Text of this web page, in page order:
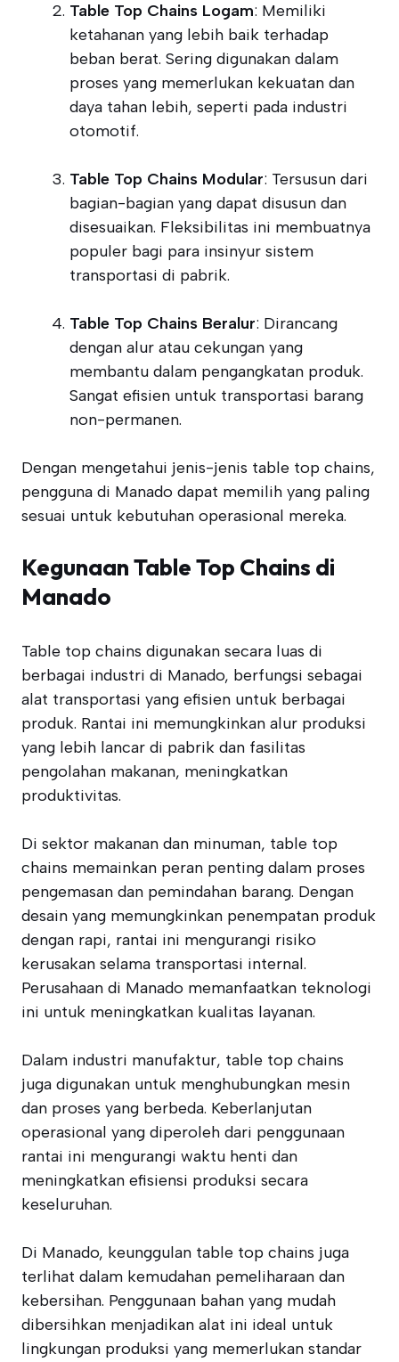
Table Top Chains Logam: Memiliki
ketahanan yang lebih baik terhadap
beban berat. Sering digunakan dalam
proses yang memerlukan kekuatan dan
daya tahan lebih, seperti pada industri
otomotif.
Table Top Chains Modular: Tersusun dari
bagian-bagian yang dapat disusun dan
disesuaikan. Fleksibilitas ini membuatnya
populer bagi para insinyur sistem
transportasi di pabrik.
Table Top Chains Beralur: Dirancang
dengan alur atau cekungan yang
membantu dalam pengangkatan produk.
Sangat efisien untuk transportasi barang
non-permanen.
Dengan mengetahui jenis-jenis table top chains,
pengguna di Manado dapat memilih yang paling
sesuai untuk kebutuhan operasional mereka.
Kegunaan Table Top Chains di
Manado
Table top chains digunakan secara luas di
berbagai industri di Manado, berfungsi sebagai
alat transportasi yang efisien untuk berbagai
produk. Rantai ini memungkinkan alur produksi
yang lebih lancar di pabrik dan fasilitas
pengolahan makanan, meningkatkan
produktivitas.
Di sektor makanan dan minuman, table top
chains memainkan peran penting dalam proses
pengemasan dan pemindahan barang. Dengan
desain yang memungkinkan penempatan produk
dengan rapi, rantai ini mengurangi risiko
kerusakan selama transportasi internal.
Perusahaan di Manado memanfaatkan teknologi
ini untuk meningkatkan kualitas layanan.
Dalam industri manufaktur, table top chains
juga digunakan untuk menghubungkan mesin
dan proses yang berbeda. Keberlanjutan
operasional yang diperoleh dari penggunaan
rantai ini mengurangi waktu henti dan
meningkatkan efisiensi produksi secara
keseluruhan.
Di Manado, keunggulan table top chains juga
terlihat dalam kemudahan pemeliharaan dan
kebersihan. Penggunaan bahan yang mudah
dibersihkan menjadikan alat ini ideal untuk
lingkungan produksi yang memerlukan standar